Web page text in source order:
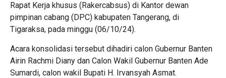
Rapat Kerja khusus (Rakercabsus) di Kantor dewan
pimpinan cabang (DPC) kabupaten Tangerang, di
Tigaraksa, pada minggu (06/10/24).
Acara konsolidasi tersebut dihadiri calon Gubernur Banten
Airin Rachmi Diany dan Calon Wakil Gubernur Banten Ade
Sumardi, calon wakil Bupati H. Irvansyah Asmat.